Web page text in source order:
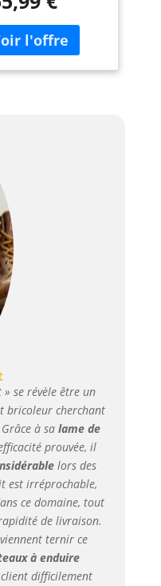
OP541100)
télescopique
1 perche
ParfaitLiss
assembler les
éléments du
Application
un lissage
des grandes
sans
de plâtre et
un travail de
réduit
une utilisation au
à la maison ou
divers travaux de
se révèle être un
cherchant
à sa lame de
prouvée, il
lors des
est irréprochable,
ce domaine, tout
de livraison.
ternir ce
à enduire
difficilement